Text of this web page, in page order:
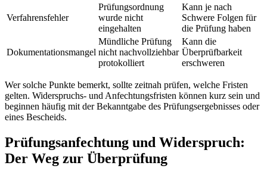
Verfahrensfehler
Prüfungsordnung
wurde nicht
eingehalten
Kann je nach
Schwere Folgen für
die Prüfung haben
Dokumentationsmangel
Mündliche Prüfung
nicht nachvollziehbar
protokolliert
Kann die
Überprüfbarkeit
erschweren
Wer solche Punkte bemerkt, sollte zeitnah prüfen, welche Fristen
gelten. Widerspruchs- und Anfechtungsfristen können kurz sein und
beginnen häufig mit der Bekanntgabe des Prüfungsergebnisses oder
eines Bescheids.
Prüfungsanfechtung und Widerspruch:
Der Weg zur Überprüfung